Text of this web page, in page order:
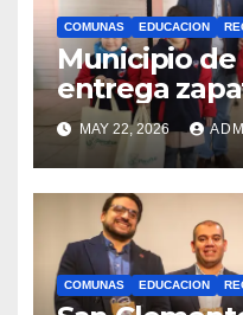
COMUNAS EDUCACION
Municipio
entrega
estudiantes
Royalty
MAY 22, 2026
COMUNAS EDUCACION